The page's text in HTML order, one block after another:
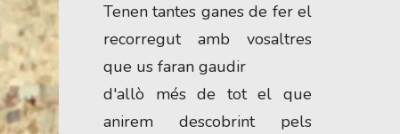
Tenen tantes ganes de fer el
recorregut amb vosaltres
que us faran gaudir
d'allò més de tot el que
anirem descobrint pels